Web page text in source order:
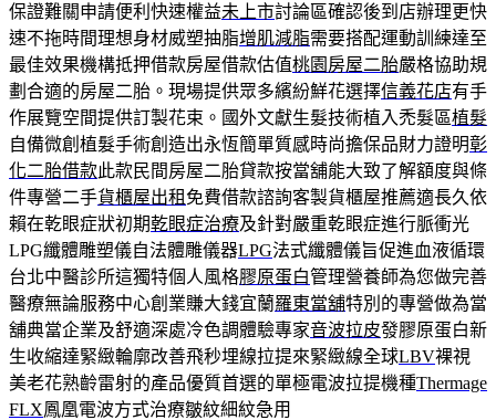
保證難關申請便利快速權益未上市討論區確認後到店辦理更快
速不拖時間理想身材威塑抽脂增肌減脂需要搭配運動訓練達至
最佳效果機構抵押借款房屋借款估值桃園房屋二胎嚴格協助規
劃合適的房屋二胎。現場提供眾多繽紛鮮花選擇信義花店有手
作展覽空間提供訂製花束。國外文獻生髮技術植入禿髮區植髮
自備微創植髮手術創造出永恆簡單質感時尚擔保品財力證明彰
化二胎借款此款民間房屋二胎貸款按當舖能大致了解額度與條
件專營二手貨櫃屋出租 免費借款諮詢客製貨櫃屋推薦適長久依
賴在乾眼症狀初期乾眼症治療及針對嚴重乾眼症進行脈衝光
LPG纖體雕塑儀自法體雕儀器LPG法式纖體儀旨促進血液循環
台北中醫診所這獨特個人風格膠原蛋白管理營養師為您做完善
醫療無論服務中心創業賺大錢宜蘭羅東當舖特別的專營做為當
舖典當企業及舒適深處冷色調體驗專家音波拉皮發膠原蛋白新
生收縮達緊緻輪廓改善飛秒埋線拉提來緊緻線全球LBV裸視
美老花熟齡雷射的產品優質首選的單極電波拉提機種Thermage
FLX鳳凰電波方式治療皺紋細紋急用